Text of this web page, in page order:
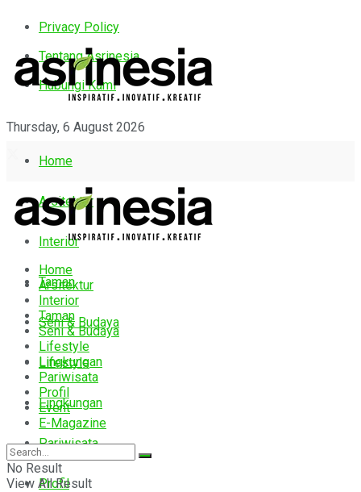
Privacy Policy
Tentang Asrinesia
Hubungi Kami
Thursday, 6 August 2026
Home
Arsitektur
Interior
Taman
Seni & Budaya
Lifestyle
Lingkungan
Pariwisata
Profil
Home
Arsitektur
Interior
Taman
Seni & Budaya
Lifestyle
Lingkungan
Pariwisata
Profil
Event
E-Magazine
No Result
View All Result